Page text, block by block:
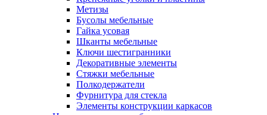
Метизы
Бусолы мебельные
Гайка усовая
Шканты мебельные
Ключи шестигранники
Декоративные элементы
Стяжки мебельные
Полкодержатели
Фурнитура для стекла
Элементы конструкции каркасов